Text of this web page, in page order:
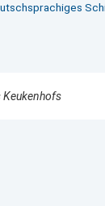
Keukenhofs